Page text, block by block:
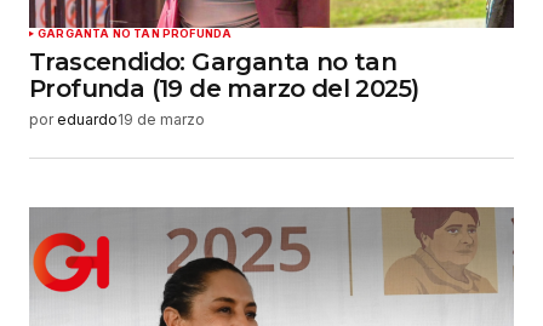
GARGANTA NO TAN PROFUNDA
Trascendido: Garganta no tan
Profunda (19 de marzo del 2025)
por eduardo19 de marzo